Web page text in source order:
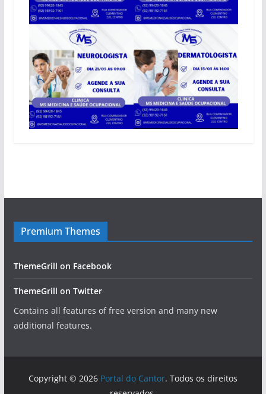
Premium Themes
ThemeGrill on Facebook
ThemeGrill on Twitter
Contains all features of free version and many new
additional features.
Copyright © 2026 Portal do Cantor. Todos os direitos